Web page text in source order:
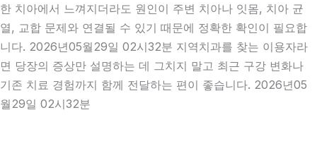
한 치아에서 느껴지더라도 원인이 주변 치아나 잇몸, 치아 균
열, 교합 문제와 연결될 수 있기 때문에 정확한 확인이 필요합
니다. 2026년05월29일 02시32분 지역치과를 찾는 이용자라
면 당장의 증상만 설명하는 데 그치지 말고 최근 구강 변화나
기존 치료 경험까지 함께 전달하는 편이 좋습니다. 2026년05
월29일 02시32분